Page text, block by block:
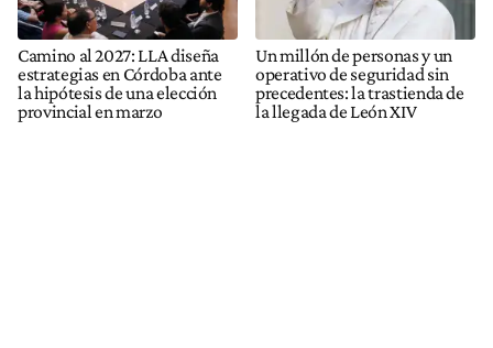
Camino al 2027: LLA diseña
estrategias en Córdoba ante
la hipótesis de una elección
provincial en marzo
Un millón de personas y un
operativo de seguridad sin
precedentes: la trastienda de
la llegada de León XIV